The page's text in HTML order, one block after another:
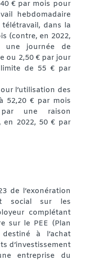
€ par mois pour
hebdomadaire
dans la
(contre, en 2022,
journée de
ou 2,50 € par jour
de 55 € par
l’utilisation des
52,20 € par mois
une raison
en 2022, 50 € par
de l’exonération
social sur les
complétant
sur le PEE (Plan
destiné à l’achat
d’investissement
entreprise du